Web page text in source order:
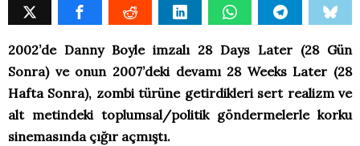
2002’de Danny Boyle imzalı 28 Days Later (28 Gün
Sonra) ve onun 2007’deki devamı 28 Weeks Later (28
Hafta Sonra), zombi türüne getirdikleri sert realizm ve
alt metindeki toplumsal/politik göndermelerle korku
sinemasında çığır açmıştı.